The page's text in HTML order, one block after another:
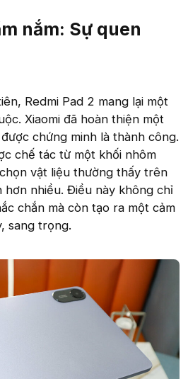
nắm: Sự quen
Redmi Pad 2 mang lại một
Xiaomi đã hoàn thiện một
chứng minh là thành công.
chế tác từ một khối nhôm
vật liệu thường thấy trên
hơn nhiều. Điều này không chỉ
chắn mà còn tạo ra một cảm
sang trọng.